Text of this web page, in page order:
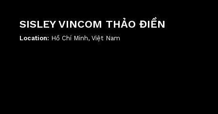
SISLEY VINCOM THẢO ĐIỀN
Location: Hồ Chí Minh, Việt Nam